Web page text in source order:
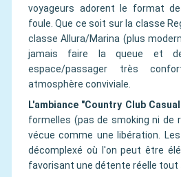
voyageurs adorent le format
foule. Que ce soit sur la classe
classe Allura/Marina (plus
jamais faire la queue et
espace/passager très
atmosphère conviviale.
L'ambiance "Country Club
formelles (pas de smoking ni de
vécue comme une libération.
décomplexé où l'on peut être
favorisant une détente réelle tout